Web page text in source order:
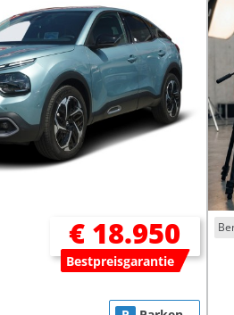
€ 18.950
Bestpreisgarantie